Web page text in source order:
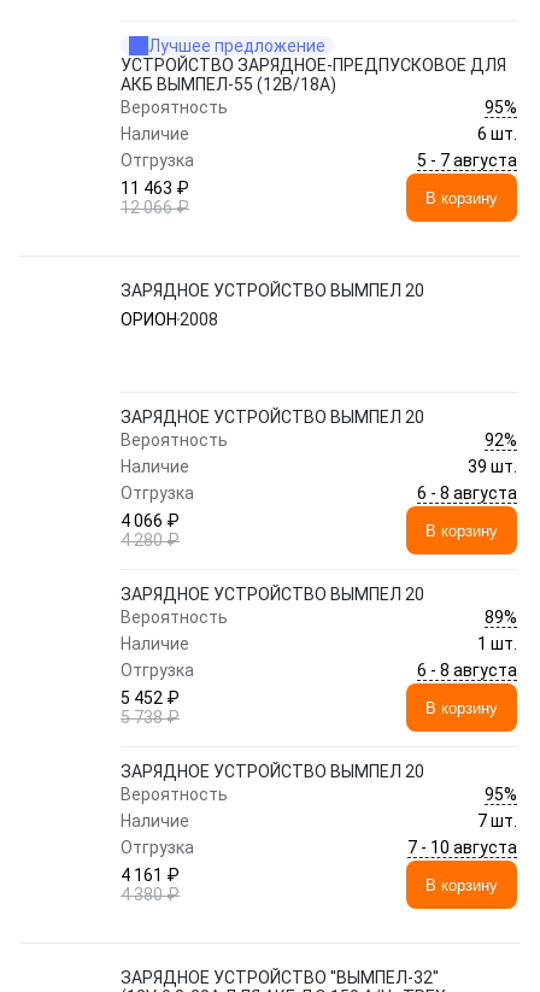
Лучшее предложение
УСТРОЙСТВО ЗАРЯДНОЕ-ПРЕДПУСКОВОЕ ДЛЯ
АКБ ВЫМПЕЛ-55 (12В/18А)
Вероятность
95%
Наличие
6 шт.
Отгрузка
5 - 7 августа
11 463 ₽
12 066 ₽
В корзину
ЗАРЯДНОЕ УСТРОЙСТВО ВЫМПЕЛ 20
ОРИОН 2008
ЗАРЯДНОЕ УСТРОЙСТВО ВЫМПЕЛ 20
Вероятность
92%
Наличие
39 шт.
Отгрузка
6 - 8 августа
4 066 ₽
4 280 ₽
В корзину
ЗАРЯДНОЕ УСТРОЙСТВО ВЫМПЕЛ 20
Вероятность
89%
Наличие
1 шт.
Отгрузка
6 - 8 августа
5 452 ₽
5 738 ₽
В корзину
ЗАРЯДНОЕ УСТРОЙСТВО ВЫМПЕЛ 20
Вероятность
95%
Наличие
7 шт.
Отгрузка
7 - 10 августа
4 161 ₽
4 380 ₽
В корзину
ЗАРЯДНОЕ УСТРОЙСТВО ''ВЫМПЕЛ-32''